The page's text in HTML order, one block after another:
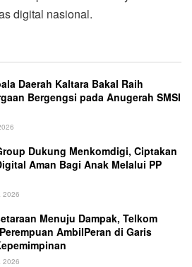
digital nasional.
Daerah Kaltara Bakal Raih
Bergengsi pada Anugerah SMSI
Dukung Menkomdigi, Ciptakan
Aman Bagi Anak Melalui PP
2026
Menuju Dampak, Telkom
AmbilPeran di Garis
2026